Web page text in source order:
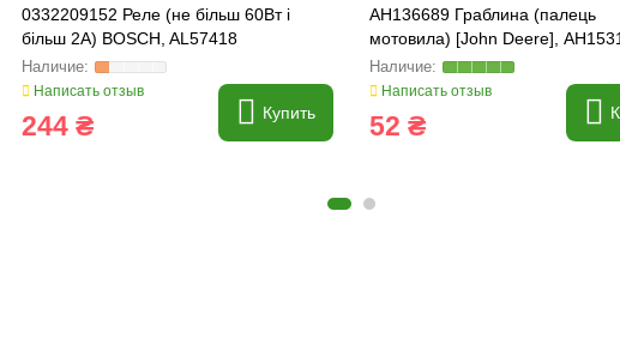
0332209152 Реле (не більш 60Вт і
більш 2А) BOSCH, AL57418
Написать отзыв
244 ₴ Купить
AH136689 Граблина (палець
мотовила) [John Deere],
AH136689, 615251, 1989438C1
Написать отзыв
52 ₴